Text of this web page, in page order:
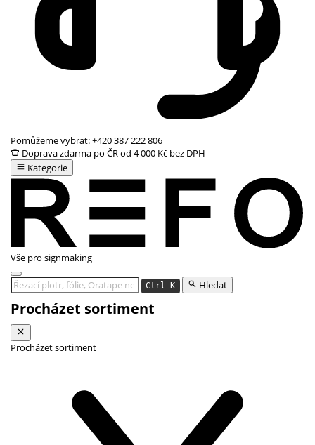
Pomůžeme vybrat:+420 387 222 806
Doprava zdarma po ČR od 4 000 Kč bez DPH
Kategorie
Vše pro signmaking
Ctrl K Hledat
Procházet sortiment
Procházet sortiment